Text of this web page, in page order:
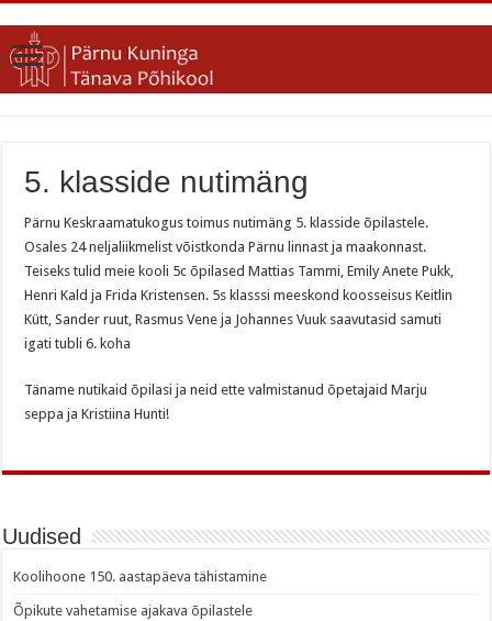
5. klasside nutimäng
Pärnu Keskraamatukogus toimus nutimäng 5. klasside õpilastele.
Osales 24 neljaliikmelist võistkonda Pärnu linnast ja maakonnast.
Teiseks tulid meie kooli 5c õpilased Mattias Tammi, Emily Anete Pukk,
Henri Kald ja Frida Kristensen. 5s klasssi meeskond koosseisus Keitlin
Kütt, Sander ruut, Rasmus Vene ja Johannes Vuuk saavutasid samuti
igati tubli 6. koha
Täname nutikaid õpilasi ja neid ette valmistanud õpetajaid Marju
seppa ja Kristiina Hunti!
Uudised
Koolihoone 150. aastapäeva tähistamine
Õpikute vahetamise ajakava õpilastele